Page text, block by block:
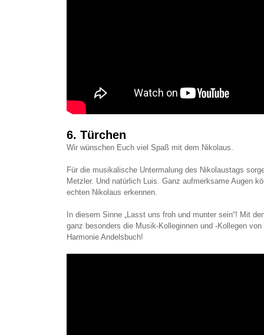
6. Türchen
Wir wünschen Euch viel Spaß mit dem Nikolaus.
Für die musikalische Untermalung des Nikolaustags
Metzler. Und natürlich Luis. Ganz aufmerksame Augen
echten Nikolaus erkennen.
In diesem Sinne „Lasst uns froh und munter sein“! Mit
ganz besonders die Musik-Kolleginnen und -Kollegen
Harmonie Andelsbuch!